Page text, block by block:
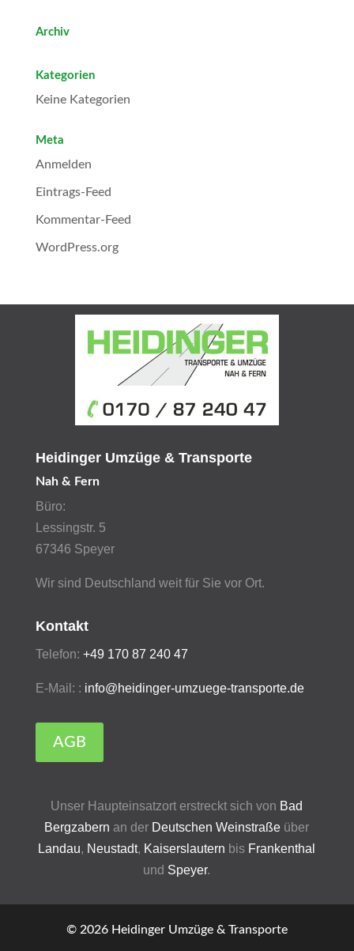
Archiv
Kategorien
Keine Kategorien
Meta
Anmelden
Eintrags-Feed
Kommentar-Feed
WordPress.org
Heidinger Umzüge & Transporte
Nah & Fern
Büro:
Lessingstr. 5
67346 Speyer
Wir sind Deutschland weit für Sie vor Ort.
Kontakt
Telefon: +49 170 87 240 47
E-Mail: : info@heidinger-umzuege-transporte.de
AGB
Unser Haupteinsatzort erstreckt sich von Bad
Bergzabern an der Deutschen Weinstraße über
Landau, Neustadt, Kaiserslautern bis Frankenthal
und Speyer.
© 2026 Heidinger Umzüge & Transporte